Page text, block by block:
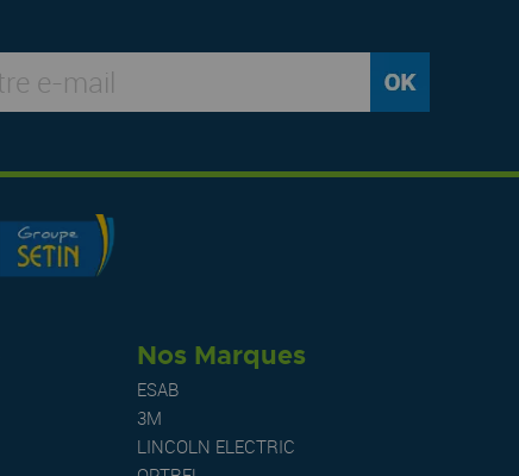
Nos Marques
ESAB
3M
LINCOLN ELECTRIC